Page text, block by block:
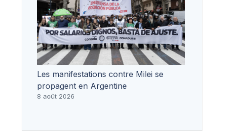
Les manifestations contre Milei se
propagent en Argentine
8 août 2026